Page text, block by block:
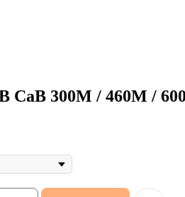
CaB 300M / 460M /